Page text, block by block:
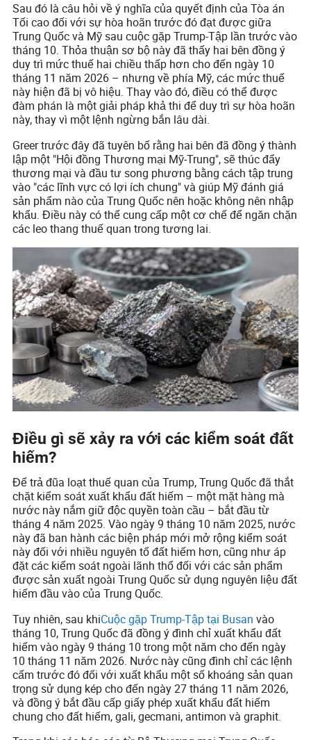
Sau đó là câu hỏi về ý nghĩa của quyết định của Tòa án
Tối cao đối với sự hòa hoãn trước đó đạt được giữa
Trung Quốc và Mỹ sau cuộc gặp Trump-Tập lần trước vào
tháng 10. Thỏa thuận sơ bộ này đã thấy hai bên đồng ý
duy trì mức thuế hai chiều thấp hơn cho đến ngày 10
tháng 11 năm 2026 – nhưng về phía Mỹ, các mức thuế
này hiện đã bị vô hiệu. Thay vào đó, điều có thể được
đàm phán là một giải pháp khả thi để duy trì sự hòa hoãn
này, thay vì một lệnh ngừng bắn lâu dài.
Greer trước đây đã tuyên bố rằng hai bên đã đồng ý thành
lập một "Hội đồng Thương mại Mỹ-Trung", sẽ thúc đẩy
thương mại và đầu tư song phương bằng cách tập trung
vào "các lĩnh vực có lợi ích chung" và giúp Mỹ đánh giá
sản phẩm nào của Trung Quốc nên hoặc không nên nhập
khẩu. Điều này có thể cung cấp một cơ chế để ngăn chặn
các leo thang thuế quan trong tương lai.
Điều gì sẽ xảy ra với các kiểm soát đất
hiếm?
Để trả đũa loạt thuế quan của Trump, Trung Quốc đã thắt
chặt kiểm soát xuất khẩu đất hiếm – một mặt hàng mà
nước này nắm giữ độc quyền toàn cầu – bắt đầu từ
tháng 4 năm 2025. Vào ngày 9 tháng 10 năm 2025, nước
này đã ban hành các biện pháp mới mở rộng kiểm soát
này đối với nhiều nguyên tố đất hiếm hơn, cũng như áp
đặt các kiểm soát ngoài lãnh thổ đối với các sản phẩm
được sản xuất ngoài Trung Quốc sử dụng nguyên liệu đất
hiếm đầu vào của Trung Quốc.
Tuy nhiên, sau khiCuộc gặp Trump-Tập tại Busan vào
tháng 10, Trung Quốc đã đồng ý đình chỉ xuất khẩu đất
hiếm vào ngày 9 tháng 10 trong một năm cho đến ngày
10 tháng 11 năm 2026. Nước này cũng đình chỉ các lệnh
cấm trước đó đối với xuất khẩu một số khoáng sản quan
trọng sử dụng kép cho đến ngày 27 tháng 11 năm 2026,
và đồng ý bắt đầu cấp giấy phép xuất khẩu đất hiếm
chung cho đất hiếm, gali, gecmani, antimon và graphit.